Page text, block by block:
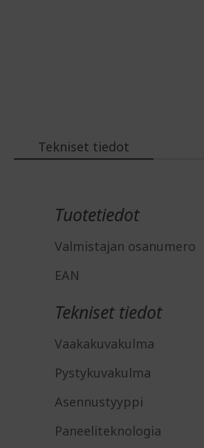
Tekniset tiedot
Tuotetiedot
Valmistajan osanumero
EAN
Tekniset tiedot
Vaakakuvakulma
Pystykuvakulma
Asennustyyppi
Paneeliteknologia